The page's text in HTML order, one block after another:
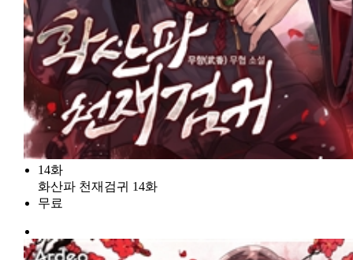
14화
화산파 천재검귀 14화
무료